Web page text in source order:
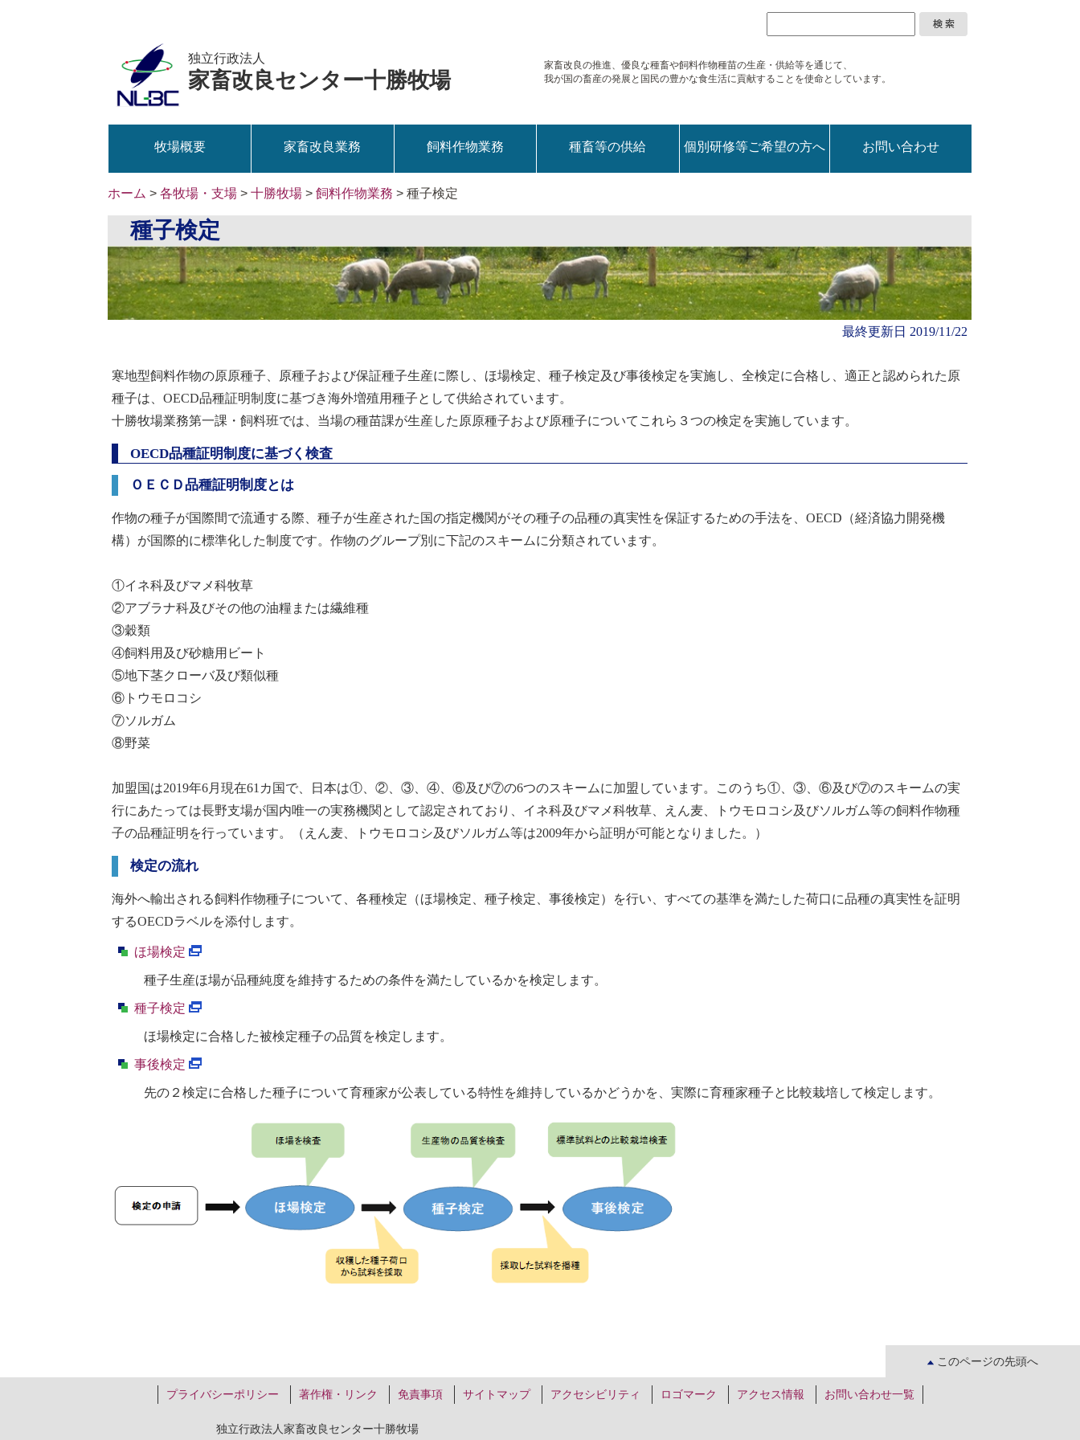
独立行政法人
家畜改良センター十勝牧場
家畜改良の推進、優良な種畜や飼料作物種苗の生産・供給等を通じて、
我が国の畜産の発展と国民の豊かな食生活に貢献することを使命としています。
牧場概要 家畜改良業務 飼料作物業務 種畜等の供給 個別研修等ご希望の方へ お問い合わせ
ホーム >各牧場・支場 >十勝牧場 >飼料作物業務 > 種子検定
種子検定
最終更新日 2019/11/22
寒地型飼料作物の原原種子、原種子および保証種子生産に際し、ほ場検定、種子検定及び事後検定を実施し、全検定に合格し、適正と認められた原
種子は、OECD品種証明制度に基づき海外増殖用種子として供給されています。
十勝牧場業務第一課・飼料班では、当場の種苗課が生産した原原種子および原種子についてこれら３つの検定を実施しています。
OECD品種証明制度に基づく検査
ＯＥＣＤ品種証明制度とは
作物の種子が国際間で流通する際、種子が生産された国の指定機関がその種子の品種の真実性を保証するための手法を、OECD （経済協力開発機
構）が国際的に標準化した制度です。作物のグループ別に下記のスキームに分類されています。
①イネ科及びマメ科牧草
②アブラナ科及びその他の油糧または繊維種
③穀類
④飼料用及び砂糖用ビート
⑤地下茎クローバ及び類似種
⑥トウモロコシ
⑦ソルガム
⑧野菜
加盟国は2019年6月現在61カ国で、日本は①、②、③、④、⑥及び⑦の6つのスキームに加盟しています。このうち①、③、⑥及び⑦のスキームの実
行にあたっては長野支場が国内唯一の実務機関として認定されており、イネ科及びマメ科牧草、えん麦、トウモロコシ及びソルガム等の飼料作物種
子の品種証明を行っています。（えん麦、トウモロコシ及びソルガム等は2009年から証明が可能となりました。）
検定の流れ
海外へ輸出される飼料作物種子について、各種検定（ほ場検定、種子検定、事後検定）を行い、すべての基準を満たした荷口に品種の真実性を証明
するOECDラベルを添付します。
ほ場検定
種子生産ほ場が品種純度を維持するための条件を満たしているかを検定します。
種子検定
ほ場検定に合格した被検定種子の品質を検定します。
事後検定
先の２検定に合格した種子について育種家が公表している特性を維持しているかどうかを、実際に育種家種子と比較栽培して検定します。
このページの先頭へ
プライバシーポリシー 著作権・リンク 免責事項 サイトマップ アクセシビリティ ロゴマーク アクセス情報 お問い合わせ一覧
独立行政法人家畜改良センター十勝牧場